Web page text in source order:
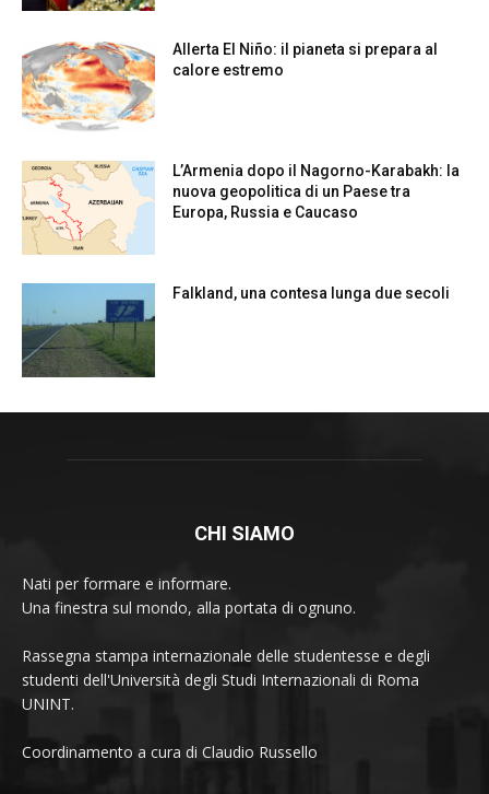
Allerta El Niño: il pianeta si prepara al
calore estremo
L’Armenia dopo il Nagorno-Karabakh: la
nuova geopolitica di un Paese tra
Europa, Russia e Caucaso
Falkland, una contesa lunga due secoli
CHI SIAMO
Nati per formare e informare.
Una finestra sul mondo, alla portata di ognuno.
Rassegna stampa internazionale delle studentesse e degli
studenti dell'Università degli Studi Internazionali di Roma
UNINT.
Coordinamento a cura di Claudio Russello